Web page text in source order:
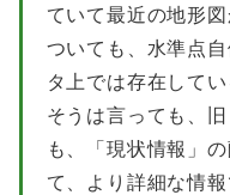
ていて最近の地形
ついても、水準点
タ上では存在して
そうは言っても、
も、「現状情報」
て、より詳細な情